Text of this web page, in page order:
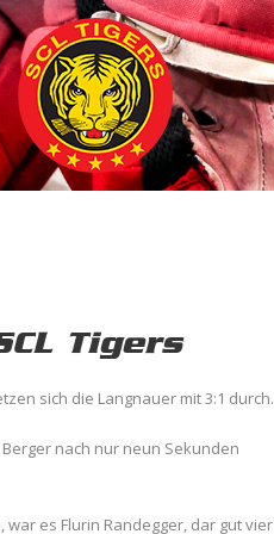
Tigers
sich die Langnauer mit 3:1 durch.
nach nur neun Sekunden
es Flurin Randegger, dar gut vier